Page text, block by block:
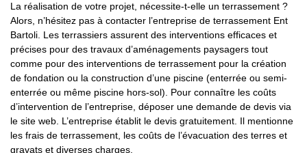
La réalisation de votre projet, nécessite-t-elle un terrassement ?
Alors, n’hésitez pas à contacter l’entreprise de terrassement Ent
Bartoli. Les terrassiers assurent des interventions efficaces et
précises pour des travaux d’aménagements paysagers tout
comme pour des interventions de terrassement pour la création
de fondation ou la construction d’une piscine (enterrée ou semi-
enterrée ou même piscine hors-sol). Pour connaître les coûts
d’intervention de l’entreprise, déposer une demande de devis via
le site web. L’entreprise établit le devis gratuitement. Il mentionne
les frais de terrassement, les coûts de l’évacuation des terres et
gravats et diverses charges.